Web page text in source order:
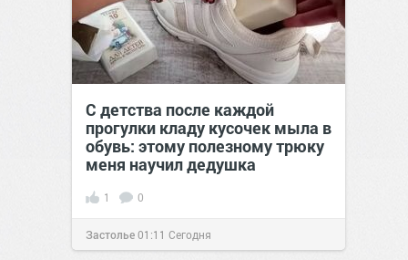
С детства после каждой
прогулки кладу кусочек мыла в
обувь: этому полезному трюку
меня научил дедушка
1 0
Застолье01:11 Сегодня